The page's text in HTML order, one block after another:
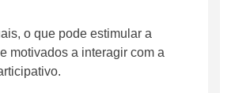
o que pode estimular a
motivados a interagir com a